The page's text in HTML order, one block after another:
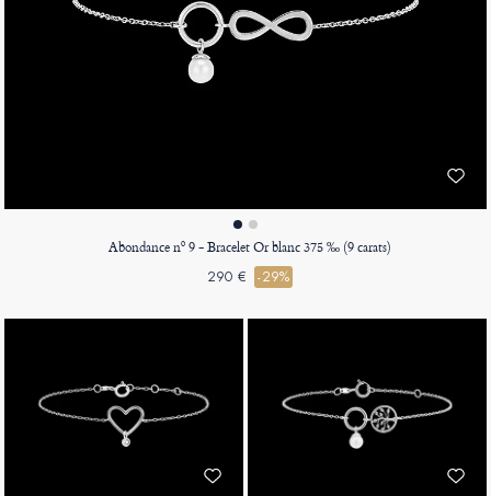
Abondance nº 9 - Bracelet Or blanc 375 ‰ (9 carats)
290 € -29%